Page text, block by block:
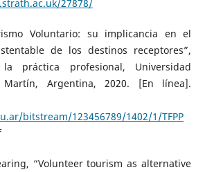
27878/
Voluntario: su implicancia en el
de los destinos receptores”,
práctica profesional, Universidad
Argentina, 2020. [En línea].
bitstream/123456789/1402/1/TFPP
“Volunteer tourism as alternative